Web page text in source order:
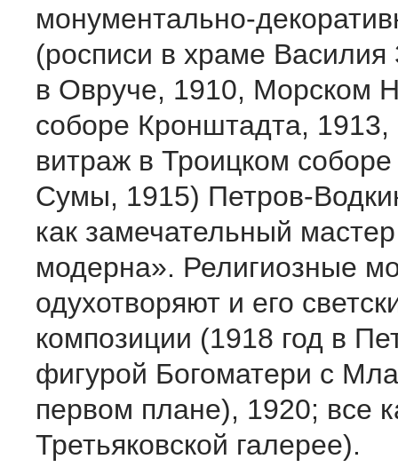
монументально-
(росписи в храме Василия
в Овруче, 1910, Морском
соборе Кронштадта, 1913,
витраж в Троицком соборе
Сумы, 1915) Петров-
как замечательный
модерна». Религиозные
одухотворяют и его
композиции (1918 год в
фигурой Богоматери с
первом плане), 1920; все
Третьяковской галерее).